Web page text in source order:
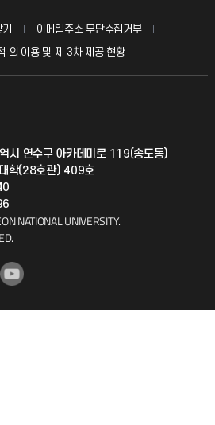
이메일주소 무단수집거부
외 이용 및 제 3차 제공 현황
시 연수구 아카데미로 119(송도동)
학(28호관) 409호
NATIONAL UNIVERSITY.